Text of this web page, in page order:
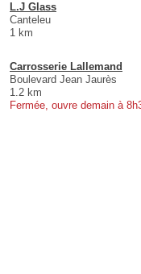
L.J Glass
Canteleu
1 km
Carrosserie Lallemand
Boulevard Jean Jaurès
1.2 km
Fermée, ouvre demain à